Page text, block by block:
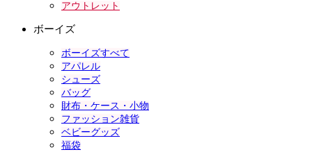
アウトレット
ボーイズ
ボーイズすべて
アパレル
シューズ
バッグ
財布・ケース・小物
ファッション雑貨
ベビーグッズ
福袋